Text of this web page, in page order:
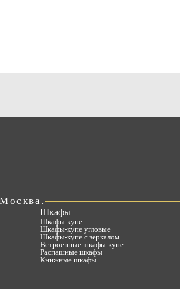
Шкафы
Шкафы-купе
Шкафы-купе угловые
Шкафы-купе с зеркалом
Встроенные шкафы-купе
Распашные шкафы
Книжные шкафы